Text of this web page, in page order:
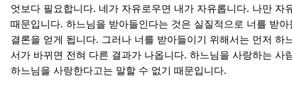
엇보다 필요합니다. 네가 자유로우면 내가 자유롭니다. 나만 자
때문입니다. 하느님을 받아들인다는 것은 실질적으로 너를 받
결론을 얻게 됩니다. 그러나 너를 받아들이기 위해서는 먼저 하
서가 바뀌면 전혀 다른 결과가 나옵니다. 하느님을 사랑하는 사
하느님을 사랑한다고는 말할 수 없기 때문입니다.